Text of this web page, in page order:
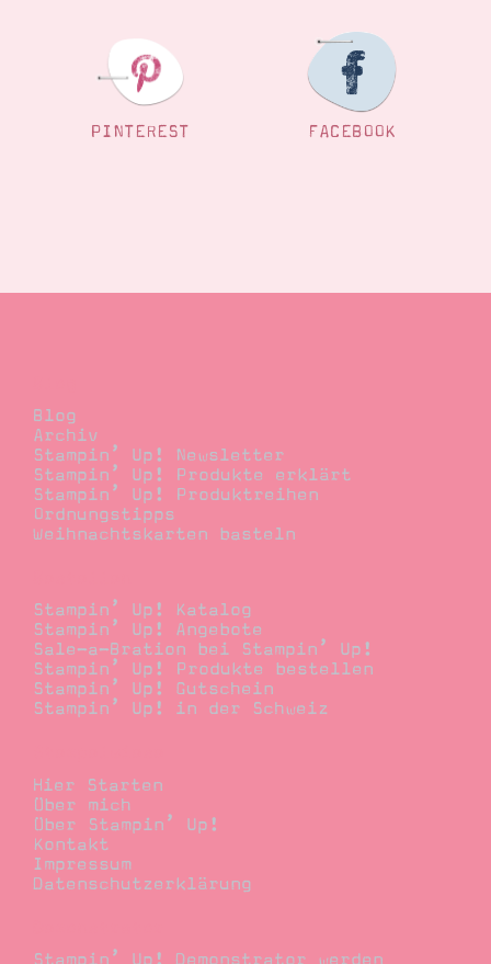
PINTEREST FACEBOOK
Blog
Archiv
Stampin’ Up! Newsletter
Stampin’ Up! Produkte erklärt
Stampin’ Up! Produktreihen
Ordnungstipps
Weihnachtskarten basteln
Stampin’ Up! Katalog
Stampin’ Up! Angebote
Sale-a-Bration bei Stampin’ Up!
Stampin’ Up! Produkte bestellen
Stampin’ Up! Gutschein
Stampin’ Up! in der Schweiz
Hier Starten
Über mich
Über Stampin’ Up!
Kontakt
Impressum
Datenschutzerklärung
Stampin’ Up! Demonstrator werden